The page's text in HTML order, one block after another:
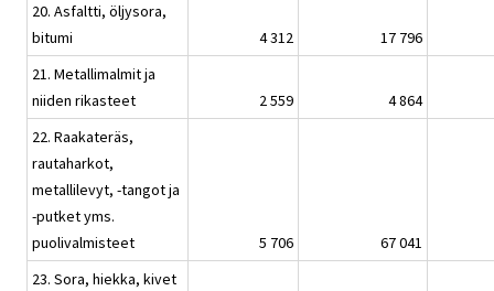
20. Asfaltti, öljysora,
bitumi
4 312
17 796
21. Metallimalmit ja
niiden rikasteet
2 559
4 864
22. Raakateräs,
rautaharkot,
metallilevyt, -tangot ja
-putket yms.
puolivalmisteet
5 706
67 041
23. Sora, hiekka, kivet